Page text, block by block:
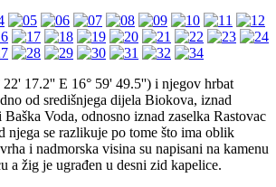
17.2'' E 16° 59' 49.5'') i njegov hrbat
od središnjega dijela Biokova, iznad
Voda, odnosno iznad zaselka Rastovac
njega se razlikuje po tome što ima oblik
i nadmorska visina su napisani na kamenu
a žig je ugrađen u desni zid kapelice.